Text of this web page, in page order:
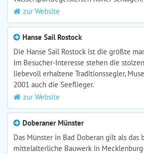
zur Website
Hanse Sail Rostock
Die Hanse Sail Rostock ist die größte
Im Besucher-Interesse stehen die
liebevoll erhaltene Traditionssegler,
2001 auch die Seeflieger.
zur Website
Doberaner Münster
Das Münster in Bad Doberan gilt als das
mittelalterliche Bauwerk in